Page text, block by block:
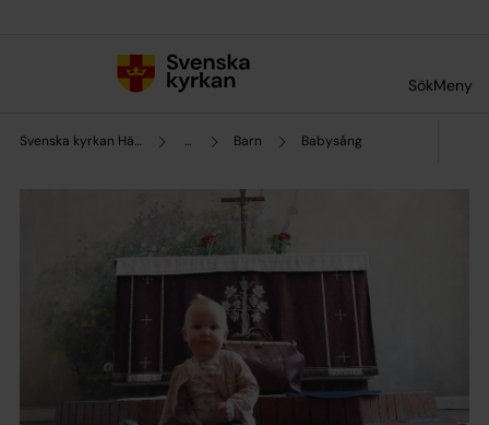
SökMeny
Svenska kyrkan Hässelby ... Barn Babysång